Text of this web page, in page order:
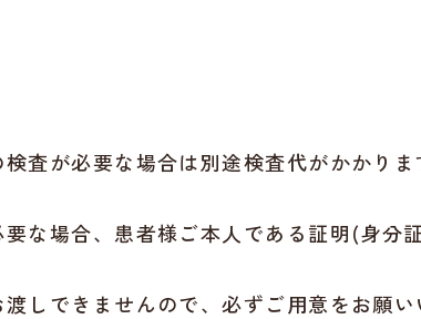
査が必要な場合は別途検査代がかかりま
な場合、患者様ご本人である証明(身分
しできませんので、必ずご用意をお願い